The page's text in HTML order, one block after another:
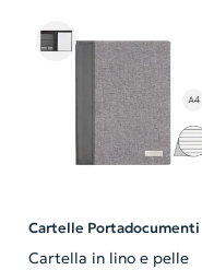
Cartelle Portadocumenti
Cartella in lino e pelle